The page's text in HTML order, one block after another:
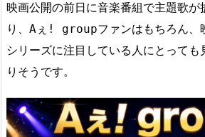
映画公開の前日に音楽番組で主題歌が
り、Aぇ! groupファンはもちろん、
シリーズに注目している人にとっても
りそうです。